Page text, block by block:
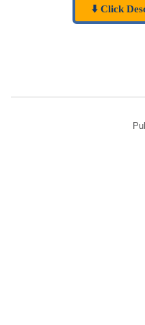
⬇️ Click